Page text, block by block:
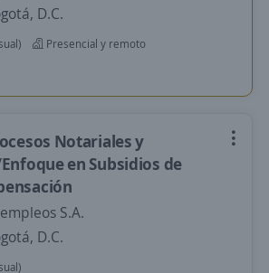
D.C.
Presencial y remoto
Notariales y
en Subsidios de
S.A.
D.C.